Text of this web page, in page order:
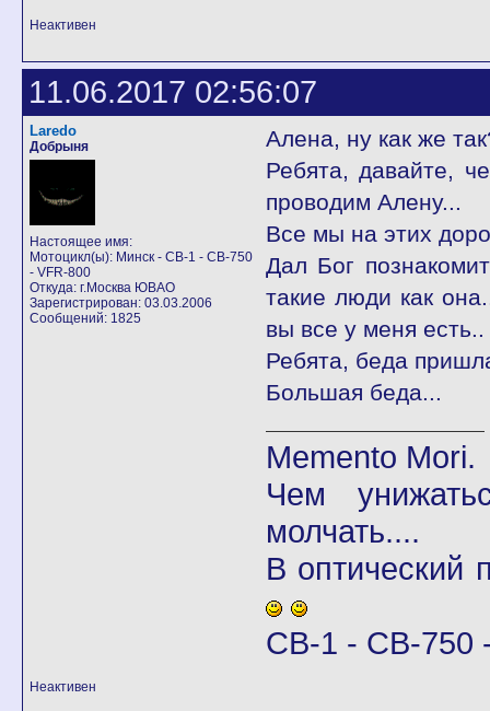
Неактивен
11.06.2017 02:56:07
Laredo
Добрыня
Настоящее имя:
Мотоцикл(ы): Минск - CB-1 - CB-750
- VFR-800
Откуда: г.Москва ЮВАО
Зарегистрирован: 03.03.2006
Сообщений: 1825
Алена, ну как же
Ребята, давайте,
проводим Алену...
Все мы на этих
Дал Бог
такие люди как
вы все у меня есть..
Ребята, беда
Большая беда...
Memento Mori.
Чем
молчать....
В
CB-1 - CB-750
Неактивен